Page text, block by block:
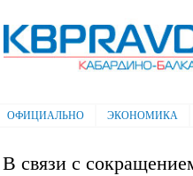
Электронная газета
Балкарская правда"
Главное меню
ОФИЦИАЛЬНО ЭКОНОМИКА
В связи с